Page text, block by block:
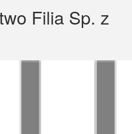
Filia Sp. z